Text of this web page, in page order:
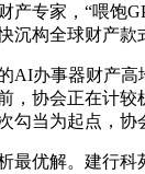
产专家，“喂饱
沉构全球财产款
办事器财产高地
，协会正在计
勾当为起点，协
优解。建行科苑